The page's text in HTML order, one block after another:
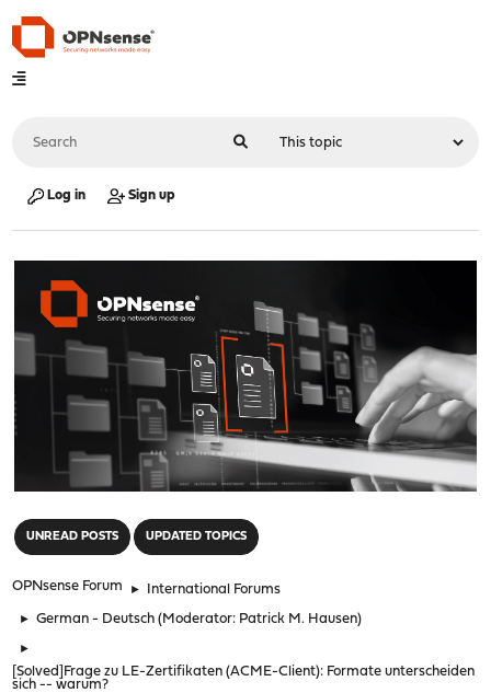
Log in Sign up
UNREAD POSTS UPDATED TOPICS
OPNsense Forum ► International Forums
► German - Deutsch (Moderator: Patrick M. Hausen)
►
[Solved]Frage zu LE-Zertifikaten (ACME-Client): Formate unterscheiden
sich -- warum?